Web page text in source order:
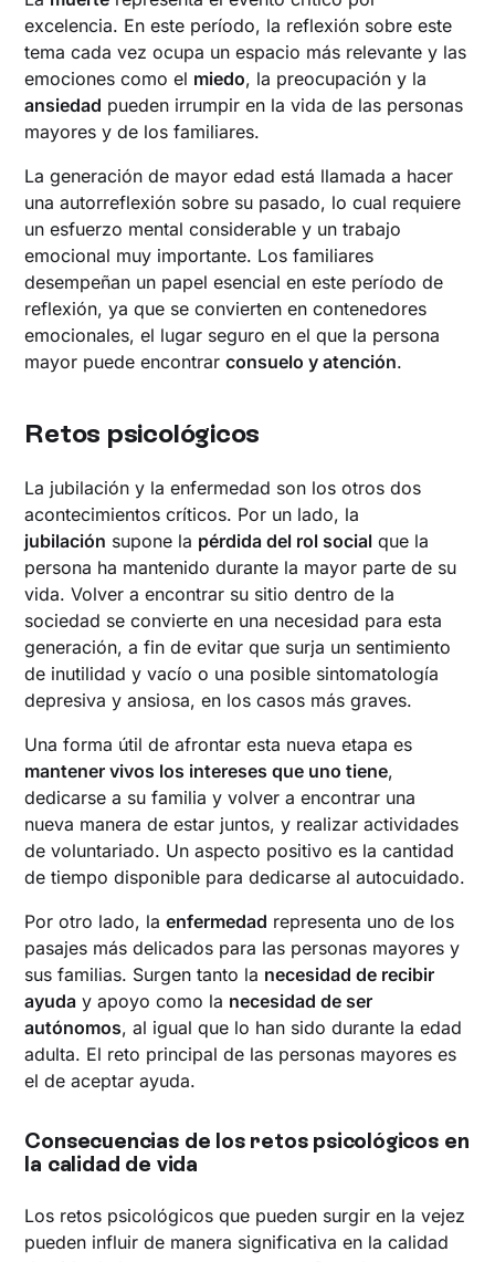
excelencia. En este período, la reflexión sobre este
tema cada vez ocupa un espacio más relevante y las
emociones como el miedo, la preocupación y la
ansiedad pueden irrumpir en la vida de las personas
mayores y de los familiares.
La generación de mayor edad está llamada a hacer
una autorreflexión sobre su pasado, lo cual requiere
un esfuerzo mental considerable y un trabajo
emocional muy importante. Los familiares
desempeñan un papel esencial en este período de
reflexión, ya que se convierten en contenedores
emocionales, el lugar seguro en el que la persona
mayor puede encontrarconsuelo y atención.
Retos psicológicos
La jubilación y la enfermedad son los otros dos
acontecimientos críticos. Por un lado, la
jubilación supone la pérdida del rol social que la
persona ha mantenido durante la mayor parte de su
vida. Volver a encontrar su sitio dentro de la
sociedad se convierte en una necesidad para esta
generación, a fin de evitar que surja un sentimiento
de inutilidad y vacío o una posible sintomatología
depresiva y ansiosa, en los casos más graves.
Una forma útil de afrontar esta nueva etapa es
mantener vivos los intereses que uno tiene,
dedicarse a su familia y volver a encontrar una
nueva manera de estar juntos, y realizar actividades
de voluntariado. Un aspecto positivo es la cantidad
de tiempo disponible para dedicarse al autocuidado.
Por otro lado, laenfermedad representa uno de los
pasajes más delicados para las personas mayores y
sus familias. Surgen tanto la necesidad de recibir
ayuda y apoyo como la necesidad de ser
autónomos, al igual que lo han sido durante la edad
adulta. El reto principal de las personas mayores es
el de aceptar ayuda.
Consecuencias de los retos psicológicos en
la calidad de vida
Los retos psicológicos que pueden surgir en la vejez
pueden influir de manera significativa en la calidad